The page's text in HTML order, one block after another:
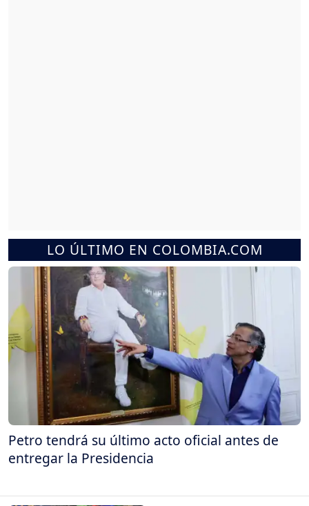
LO ÚLTIMO EN COLOMBIA.COM
Petro tendrá su último acto oficial antes de
entregar la Presidencia